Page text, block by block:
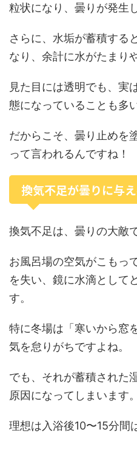
粒状になり、曇りが発生
さらに、水垢が蓄積する
なり、余計に水がたまり
見た目には透明でも、実
態になっていることも多
だからこそ、曇り止めを
って言われるんですね！
換気不足が曇りに与
換気不足は、曇りの大敵
お風呂場の空気がこもっ
を失い、鏡に水滴として
す。
特に冬場は「寒いから窓
気を怠りがちですよね。
でも、それが蓄積された
原因になってしまいます。
理想は入浴後10〜15分間